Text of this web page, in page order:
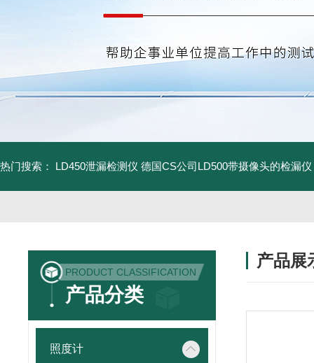
热门搜索： LD450泄漏检测仪 德国CS公司LD500带摄像头的检漏仪
PRODUCT CLASSIFICATION
产品分类
照度计
产品展